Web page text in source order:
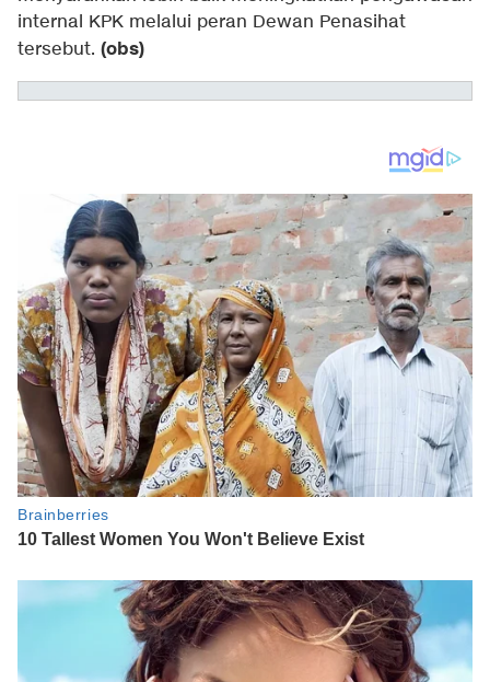
internal KPK melalui peran Dewan Penasihat
tersebut. (obs)